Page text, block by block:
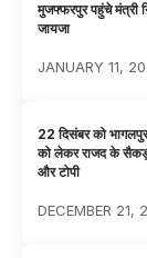
मुजफ्फरपुर पहुंचे मंत्री
जायजा
JANUARY 11,
22 दिसंबर को
को लेकर राजद के
और टोपी
DECEMBER 21,